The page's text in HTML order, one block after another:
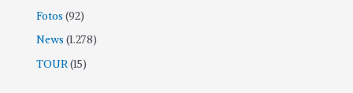
Fotos (92)
News (1.278)
TOUR(15)